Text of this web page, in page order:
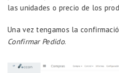
las unidades o precio de los
Una vez tengamos la
Confirmar Pedido.